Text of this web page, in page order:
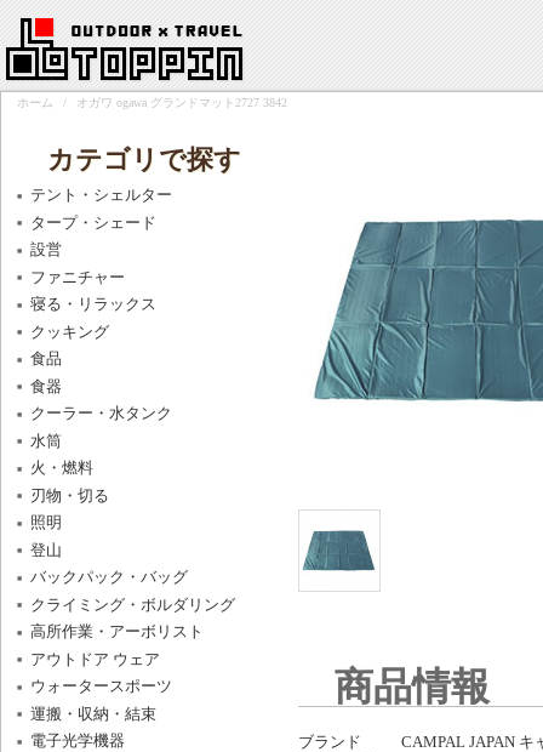
ホーム / オガワ ogawa グランドマット2727 3842
商品情報
ブランド
CAMPAL JAPAN
カテゴリで探す
テント・シェルター
タープ・シェード
設営
ファニチャー
寝る・リラックス
クッキング
食品
食器
クーラー・水タンク
水筒
火・燃料
刃物・切る
照明
登山
バックパック・バッグ
クライミング・ボルダリング
高所作業・アーボリスト
アウトドア ウェア
ウォータースポーツ
運搬・収納・結束
電子光学機器